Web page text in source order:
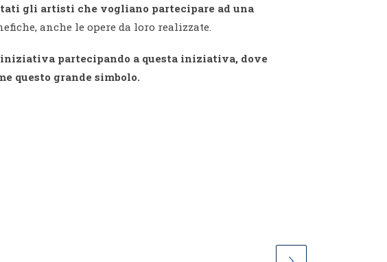
gli artisti che vogliano partecipare ad una
anche le opere da loro realizzate.
partecipando a questa iniziativa, dove
questo grande simbolo.